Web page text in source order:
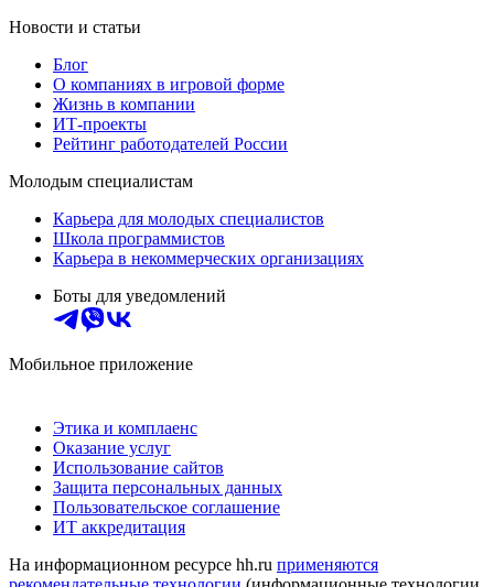
Новости и статьи
Блог
О компаниях в игровой форме
Жизнь в компании
ИТ-проекты
Рейтинг работодателей России
Молодым специалистам
Карьера для молодых специалистов
Школа программистов
Карьера в некоммерческих организациях
Боты для уведомлений
Мобильное приложение
Этика и комплаенс
Оказание услуг
Использование сайтов
Защита персональных данных
Пользовательское соглашение
ИТ аккредитация
На информационном ресурсе hh.ru применяются